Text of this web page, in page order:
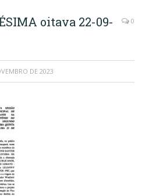
oitava 22-09-
0
DE 2023